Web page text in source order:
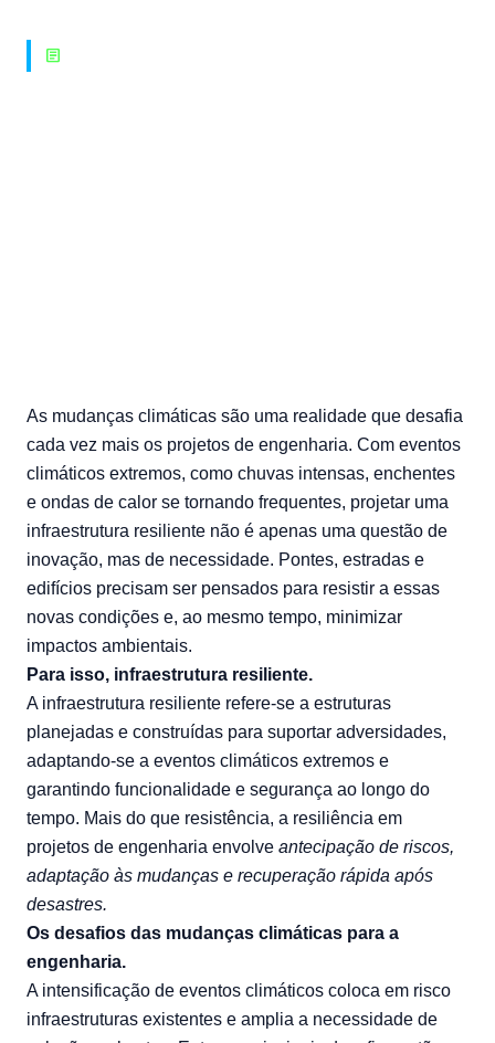
article
As mudanças climáticas são uma realidade que desafia
cada vez mais os projetos de engenharia. Com eventos
climáticos extremos, como chuvas intensas, enchentes
e ondas de calor se tornando frequentes, projetar uma
infraestrutura resiliente não é apenas uma questão de
inovação, mas de necessidade. Pontes, estradas e
edifícios precisam ser pensados para resistir a essas
novas condições e, ao mesmo tempo, minimizar
impactos ambientais.
Para isso, infraestrutura resiliente.
A infraestrutura resiliente refere-se a estruturas
planejadas e construídas para suportar adversidades,
adaptando-se a eventos climáticos extremos e
garantindo funcionalidade e segurança ao longo do
tempo. Mais do que resistência, a resiliência em
projetos de engenharia envolve antecipação de riscos,
adaptação às mudanças e recuperação rápida após
desastres.
Os desafios das mudanças climáticas para a
engenharia.
A intensificação de eventos climáticos coloca em risco
infraestruturas existentes e amplia a necessidade de